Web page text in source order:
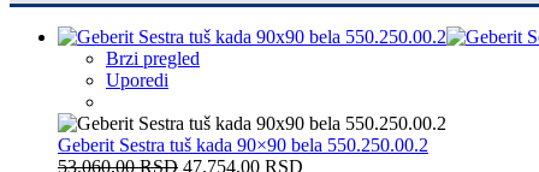
Brzi pregled
Uporedi
Geberit Sestra tuš kada 90×90 bela 550.250.00.2
53.060,00RSD 47.754,00 RSD